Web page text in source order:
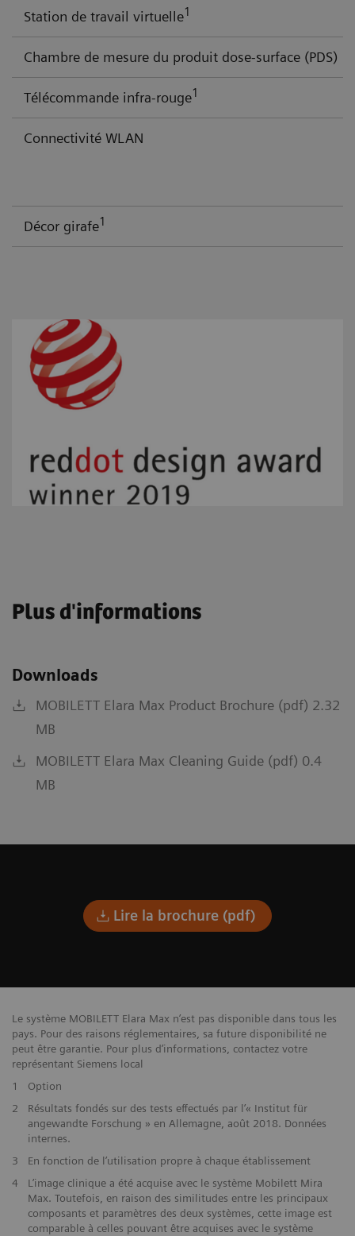
Station de travail virtuelle1
Chambre de mesure du produit dose-surface (PDS)
Télécommande infra-rouge1
Connectivité WLAN
Décor girafe1
Plus d'informations
Downloads
MOBILETT Elara Max Product Brochure (pdf) 2.32
MB
MOBILETT Elara Max Cleaning Guide (pdf) 0.4
MB
Lire la brochure (pdf)
Le système MOBILETT Elara Max n’est pas disponible dans tous les
pays. Pour des raisons réglementaires, sa future disponibilité ne
peut être garantie. Pour plus d’informations, contactez votre
représentant Siemens local
1
Option
2
Résultats fondés sur des tests effectués par l’« Institut für
angewandte Forschung » en Allemagne, août 2018. Données
internes.
3
En fonction de l’utilisation propre à chaque établissement
4
L’image clinique a été acquise avec le système Mobilett Mira
Max. Toutefois, en raison des similitudes entre les principaux
composants et paramètres des deux systèmes, cette image est
comparable à celles pouvant être acquises avec le système